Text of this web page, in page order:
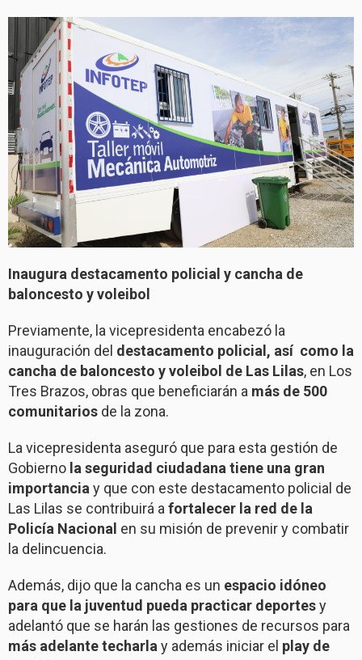
Inaugura destacamento policial y cancha de
baloncesto y voleibol
Previamente, la vicepresidenta encabezó la
inauguración del destacamento policial, así como la
cancha de baloncesto y voleibol de Las Lilas, en Los
Tres Brazos, obras que beneficiarán a más de 500
comunitarios de la zona.
La vicepresidenta aseguró que para esta gestión de
Gobierno la seguridad ciudadana tiene una gran
importancia y que con este destacamento policial de
Las Lilas se contribuirá a fortalecer la red de la
Policía Nacional en su misión de prevenir y combatir
la delincuencia.
Además, dijo que la cancha es un espacio idóneo
para que la juventud pueda practicar deportesy
adelantó que se harán las gestiones de recursos para
más adelante techarla y además iniciar el play de